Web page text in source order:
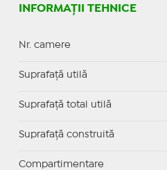
INFORMAȚII TEHNICE
Nr. camere
Suprafaţă utilă
Suprafaţă total utilă
Suprafaţă construită
Compartimentare